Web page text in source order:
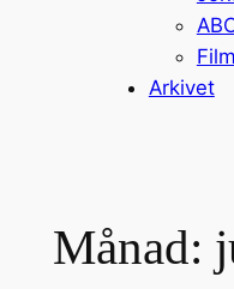
Arkivet
Månad: